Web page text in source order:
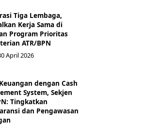
Tiga Lembaga,
Kerja Sama di
Program Prioritas
ATR/BPN
April 2026
dengan Cash
System, Sekjen
Tingkatkan
dan Pengawasan